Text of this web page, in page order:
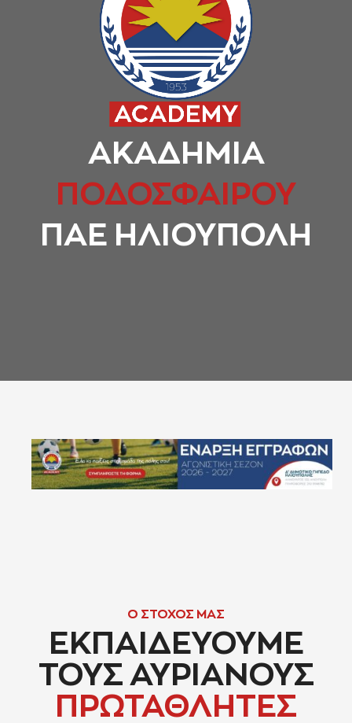
ΑΚΑΔΗΜΙΑ
ΠΟΔΟΣΦΑΙΡΟΥ
ΠΑΕ ΗΛΙΟΥΠΟΛΗ
Ο ΣΤΟΧΟΣ ΜΑΣ
ΕΚΠΑΙΔΕΥΟΥΜΕ
ΤΟΥΣ ΑΥΡΙΑΝΟΥΣ
ΠΡΩΤΑΘΛΗΤΕΣ